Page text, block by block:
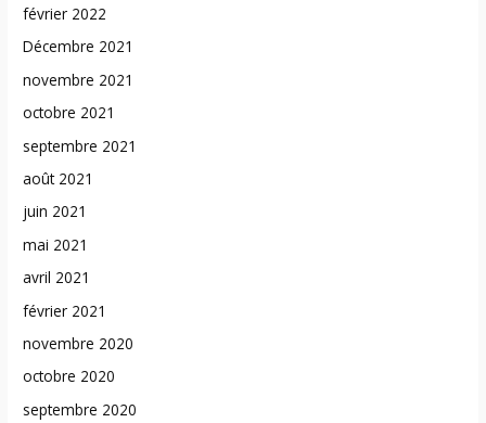
février 2022
Décembre 2021
novembre 2021
octobre 2021
septembre 2021
août 2021
juin 2021
mai 2021
avril 2021
février 2021
novembre 2020
octobre 2020
septembre 2020